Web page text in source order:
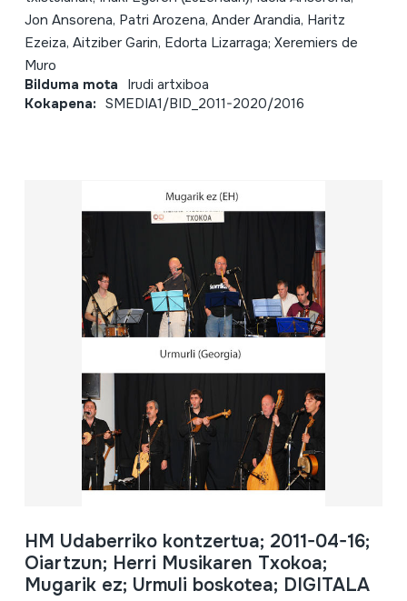
Jon Ansorena, Patri Arozena, Ander Arandia, Haritz
Ezeiza, Aitziber Garin, Edorta Lizarraga; Xeremiers de
Muro
Bilduma mota Irudi artxiboa
Kokapena: SMEDIA1/BID_2011-2020/2016
HM Udaberriko kontzertua; 2011-04-16;
Oiartzun; Herri Musikaren Txokoa;
Mugarik ez; Urmuli boskotea; DIGITALA